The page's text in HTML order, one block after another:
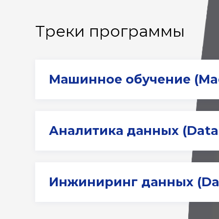
Треки программы
Машинное обучение
для разработки моделей
Аналитика данных
Инжиниринг данных